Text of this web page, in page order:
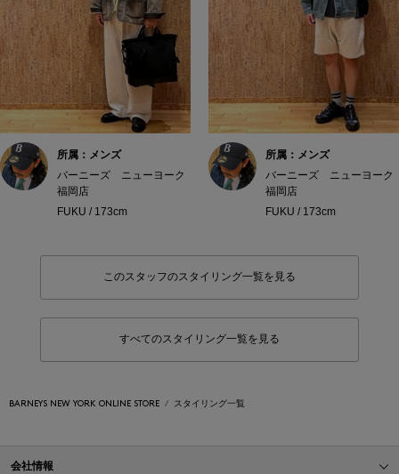
所属：メンズ
バーニーズ ニューヨーク
福岡店
FUKU / 173cm
所属：メンズ
バーニーズ ニューヨーク
福岡店
FUKU / 173cm
このスタッフのスタイリング一覧を見る
すべてのスタイリング一覧を見る
BARNEYS NEW YORK ONLINE STORE スタイリング一覧
会社情報